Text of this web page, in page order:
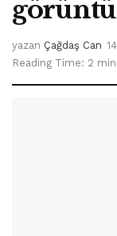
yazan Çağdaş Can
Reading Time: 2